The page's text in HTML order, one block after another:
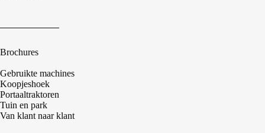
Brochures
Gebruikte machines
Koopjeshoek
Portaaltraktoren
Tuin en park
Van klant naar klant